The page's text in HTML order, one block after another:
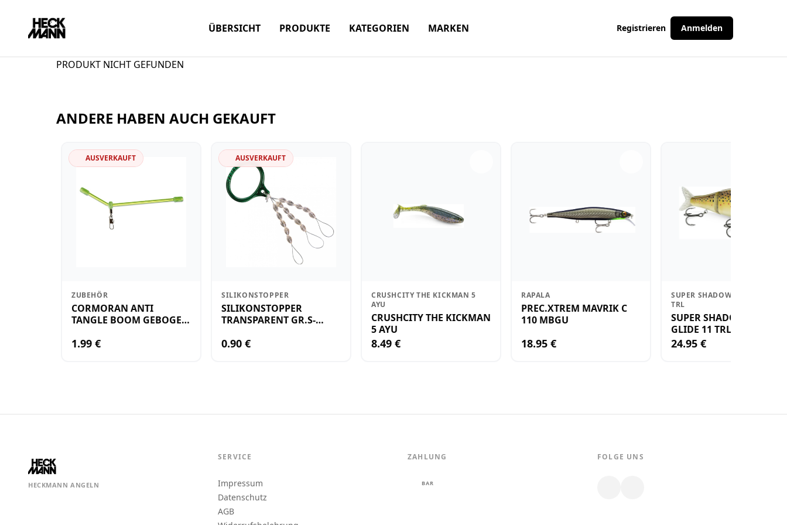
ÜBERSICHT PRODUKTE KATEGORIEN MARKEN Registrieren Anmelden
PRODUKT NICHT GEFUNDEN
ANDERE HABEN AUCH GEKAUFT
AUSVERKAUFT
ZUBEHÖR
CORMORAN ANTI
TANGLE BOOM GEBOGEN
1.99 €
AUSVERKAUFT
SILIKONSTOPPER
SILIKONSTOPPER
TRANSPARENT GR.S-
0.90 €
CRUSHCITY THE KICKMAN 5
AYU
CRUSHCITY THE KICKMAN
5 AYU
8.49 €
RAPALA
PREC.XTREM MAVRIK C
110 MBGU
18.95 €
SUPER SHADOW RAP GLIDE 11
TRL
SUPER SHADOW RAP
GLIDE 11 TRL
24.95 €
HECKMANN ANGELN
SERVICE
Impressum
Datenschutz
AGB
ZAHLUNG
BAR
FOLGE UNS